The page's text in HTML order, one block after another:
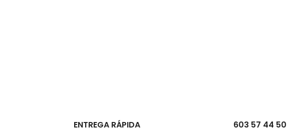
ENTREGA RÁPIDA 603 57 44 50